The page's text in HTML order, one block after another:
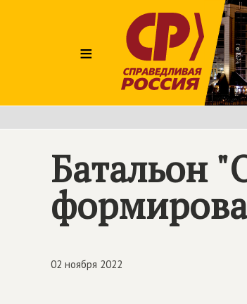
≡
Батальон
02 ноября 2022